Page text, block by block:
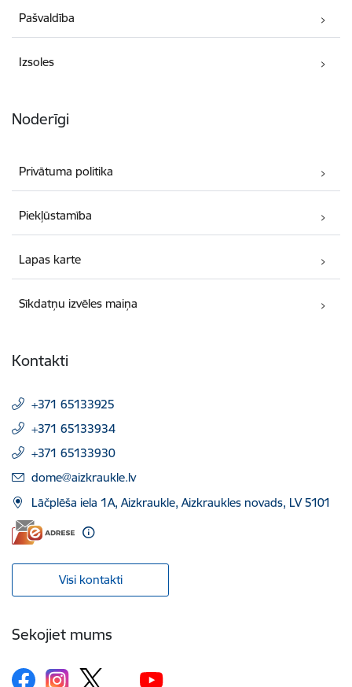
Pašvaldība
Izsoles
Noderīgi
Privātuma politika
Piekļūstamība
Lapas karte
Sīkdatņu izvēles maiņa
Kontakti
+371 65133925
+371 65133934
+371 65133930
E-pasts:
dome@aizkraukle.lv
Lāčplēša iela 1A, Aizkraukle, Aizkraukles novads, LV 5101
Visi kontakti
Sekojiet mums